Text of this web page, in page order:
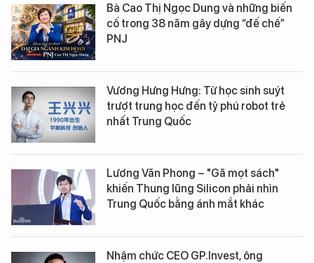
Bà Cao Thị Ngọc Dung và những biến
cố trong 38 năm gây dựng “đế chế”
PNJ
Vương Hưng Hưng: Từ học sinh suýt
trượt trung học đến tỷ phú robot trẻ
nhất Trung Quốc
Lương Văn Phong – "Gã mọt sách"
khiến Thung lũng Silicon phải nhìn
Trung Quốc bằng ánh mắt khác
Nhậm chức CEO GP.Invest, ông